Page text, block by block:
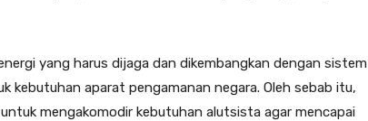
yang harus dijaga dan dikembangkan dengan sistem
kebutuhan aparat pengamanan negara. Oleh sebab itu,
mengakomodir kebutuhan alutsista agar mencapai